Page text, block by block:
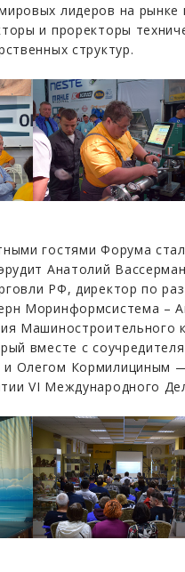
лидеров на рынке
и проректоры
структур.
гостями Форума
Анатолий
РФ, директор по
Моринформсистема –
Машиностроительного
вместе с
Олегом Кормилициным —
VI Международного